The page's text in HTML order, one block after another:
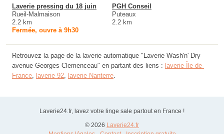
Laverie pressing du 18 juin
Rueil-Malmaison
2.2 km
Fermée, ouvre à 9h30
PGH Conseil
Puteaux
2.2 km
Retrouvez la page de la laverie automatique "Laverie Wash'n' Dry
avenue Georges Clemenceau" en partant des liens : laverie Île-de-
France, laverie 92, laverie Nanterre.
Laverie24.fr, lavez votre linge sale partout en France !
© 2026 Laverie24.fr